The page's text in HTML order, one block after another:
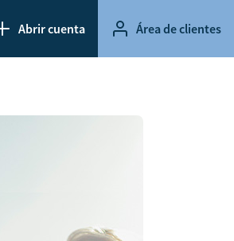
Abrir cuenta Área de clientes